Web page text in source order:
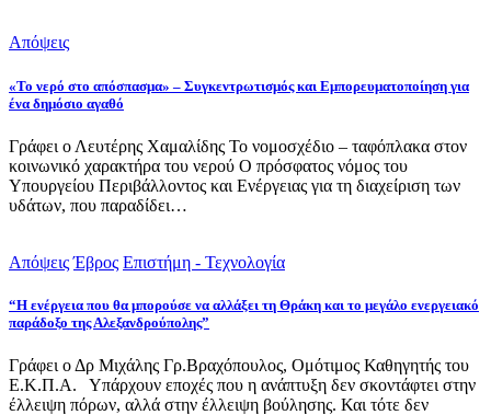
Απόψεις
«Το νερό στο απόσπασμα» – Συγκεντρωτισμός και Εμπορευματοποίηση για
ένα δημόσιο αγαθό
Γράφει ο Λευτέρης Χαμαλίδης Το νομοσχέδιο – ταφόπλακα στον
κοινωνικό χαρακτήρα του νερού Ο πρόσφατος νόμος του
Υπουργείου Περιβάλλοντος και Ενέργειας για τη διαχείριση των
υδάτων, που παραδίδει…
Απόψεις Έβρος Επιστήμη - Τεχνολογία
“Η ενέργεια που θα μπορούσε να αλλάξει τη Θράκη και το μεγάλο ενεργειακό
παράδοξο της Αλεξανδρούπολης”
Γράφει ο Δρ Μιχάλης Γρ.Βραχόπουλος, Ομότιμος Καθηγητής του
Ε.Κ.Π.Α. Υπάρχουν εποχές που η ανάπτυξη δεν σκοντάφτει στην
έλλειψη πόρων, αλλά στην έλλειψη βούλησης. Και τότε δεν